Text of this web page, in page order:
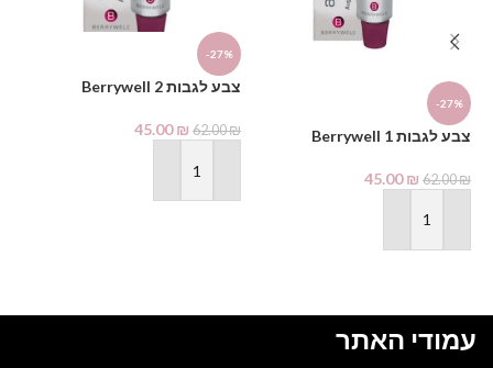
-27%
צבע לגבות Berrywell 1
62.00₪
45.00₪
הוספה לסל
-27%
צבע לגבות Berrywell 2
62.00₪
45.00₪
הוספה לסל
עמודי האתר